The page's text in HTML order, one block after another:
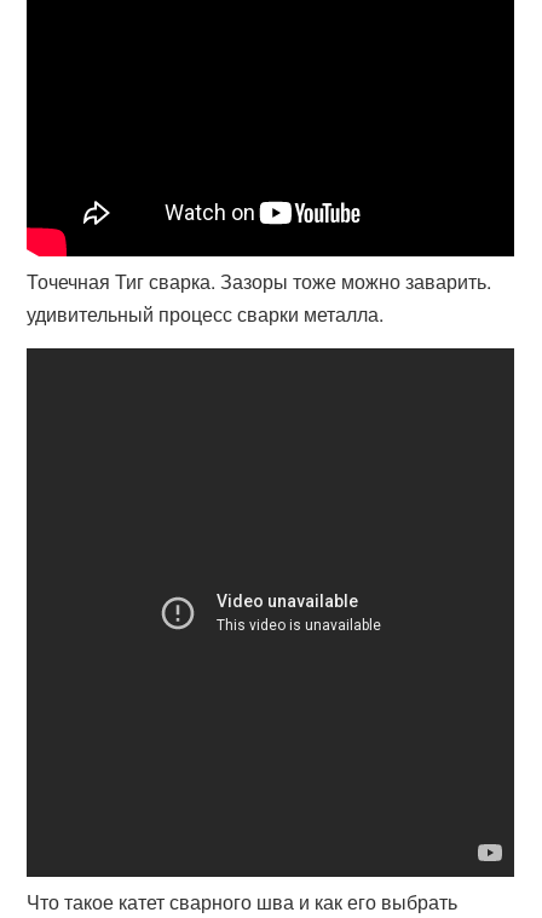
Точечная Тиг сварка. Зазоры тоже можно заварить.
удивительный процесс сварки металла.
Что такое катет сварного шва и как его выбрать